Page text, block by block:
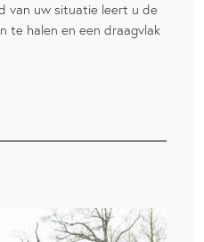
van uw situatie leert u de
te halen en een draagvlak